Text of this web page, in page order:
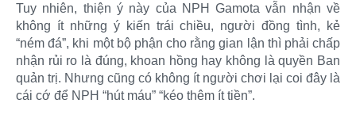
Tuy nhiên, thiện ý này của NPH Gamota vẫn nhận về
không ít những ý kiến trái chiều, người đồng tình, kẻ
“ném đá”, khi một bộ phận cho rằng gian lận thì phải chấp
nhận rủi ro là đúng, khoan hồng hay không là quyền Ban
quản trị. Nhưng cũng có không ít người chơi lại coi đây là
cái cớ để NPH “hút máu” “kéo thêm ít tiền”.